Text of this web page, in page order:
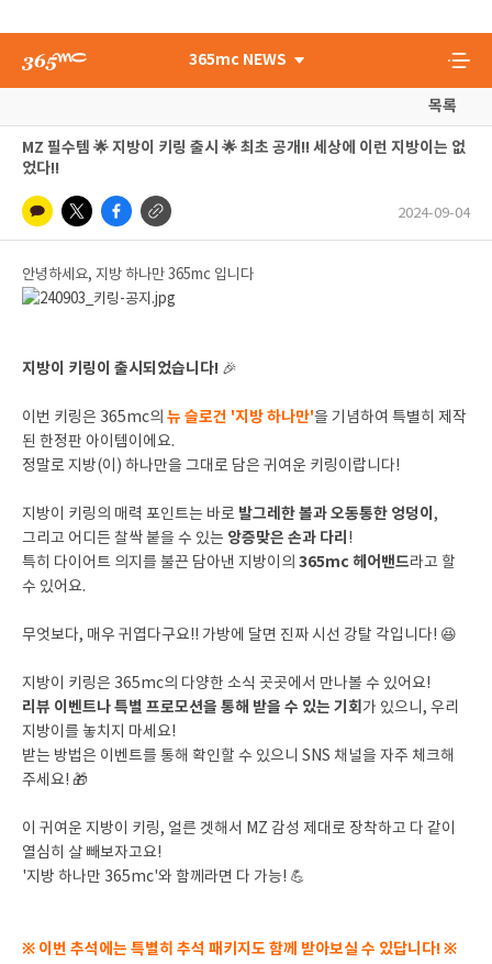
365mc NEWS
목록
MZ 필수템 🌟 지방이 키링 출시 🌟 최초 공개!! 세상에 이런 지방이는 없
었다!!
2024-09-04
안녕하세요, 지방 하나만 365mc 입니다
지방이 키링이 출시되었습니다! 🎉
이번 키링은 365mc의 뉴 슬로건 '지방 하나만'을 기념하여 특별히 제작
된 한정판 아이템이에요.
정말로 지방(이) 하나만을 그대로 담은 귀여운 키링이랍니다!
지방이 키링의 매력 포인트는 바로 발그레한 볼과 오동통한 엉덩이 ,
그리고 어디든 찰싹 붙을 수 있는 앙증맞은 손과 다리 !
특히 다이어트 의지를 불끈 담아낸 지방이의 365mc 헤어밴드라고 할
수 있어요.
무엇보다, 매우 귀엽다구요!! 가방에 달면 진짜 시선 강탈 각입니다! 😆
지방이 키링은 365mc의 다양한 소식 곳곳에서 만나볼 수 있어요!
리뷰 이벤트나 특별 프로모션을 통해 받을 수 있는 기회 가 있으니, 우리
지방이를 놓치지 마세요!
받는 방법은 이벤트를 통해 확인할 수 있으니 SNS 채널을 자주 체크해
주세요! 🎁
이 귀여운 지방이 키링, 얼른 겟해서 MZ 감성 제대로 장착하고 다 같이
열심히 살 빼보자고요!
'지방 하나만 365mc'와 함께라면 다 가능! 💪
※ 이번 추석에는 특별히 추석 패키지도 함께 받아보실 수 있답니다! ※